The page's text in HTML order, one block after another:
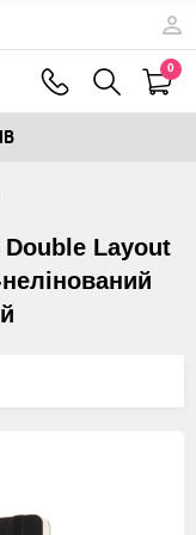
0
Layout